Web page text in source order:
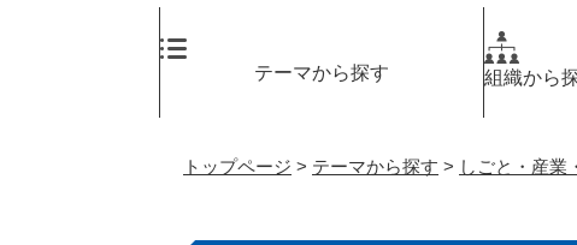
テーマから探す 組織から
トップページ > テーマから探す > しごと・産業